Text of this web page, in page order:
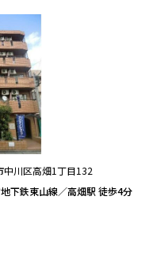
中川区高畑1丁目132
下鉄東山線／高畑駅 徒歩4分